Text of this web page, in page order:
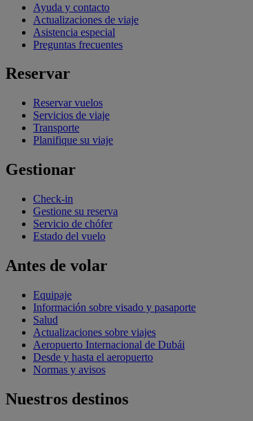
Ayuda y contacto
Actualizaciones de viaje
Asistencia especial
Preguntas frecuentes
Reservar
Reservar vuelos
Servicios de viaje
Transporte
Planifique su viaje
Gestionar
Check-in
Gestione su reserva
Servicio de chófer
Estado del vuelo
Antes de volar
Equipaje
Información sobre visado y pasaporte
Salud
Actualizaciones sobre viajes
Aeropuerto Internacional de Dubái
Desde y hasta el aeropuerto
Normas y avisos
Nuestros destinos